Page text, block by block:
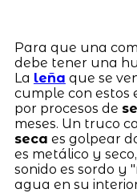
Para que una
debe tener una
La leña que se
cumple con estos
por procesos de
meses. Un truco
seca es golpear
es metálico y
sonido es sordo y
agua en su